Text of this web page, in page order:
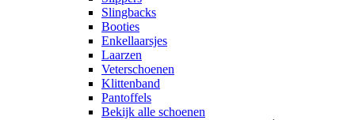
Slingbacks
Booties
Enkellaarsjes
Laarzen
Veterschoenen
Klittenband
Pantoffels
Bekijk alle schoenen